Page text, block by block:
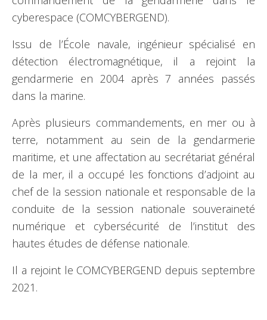
cyberespace (COMCYBERGEND).
Issu de l’École navale, ingénieur spécialisé en
détection électromagnétique, il a rejoint la
gendarmerie en 2004 après 7 années passés
dans la marine.
Après plusieurs commandements, en mer ou à
terre, notamment au sein de la gendarmerie
maritime, et une affectation au secrétariat général
de la mer, il a occupé les fonctions d’adjoint au
chef de la session nationale et responsable de la
conduite de la session nationale souveraineté
numérique et cybersécurité de l’institut des
hautes études de défense nationale.
Il a rejoint le COMCYBERGEND depuis septembre
2021.